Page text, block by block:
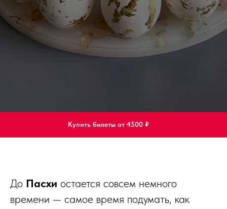
Купить билеты от 4500 ₽
До Пасхи остается совсем немного
времени — самое время подумать, как